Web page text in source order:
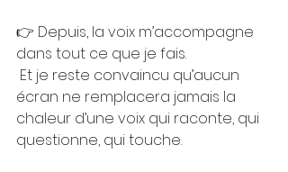
👉 Depuis, la voix m’accompagne
dans tout ce que je fais.
Et je reste convaincu qu’aucun
écran ne remplacera jamais la
chaleur d’une voix qui raconte, qui
questionne, qui touche.